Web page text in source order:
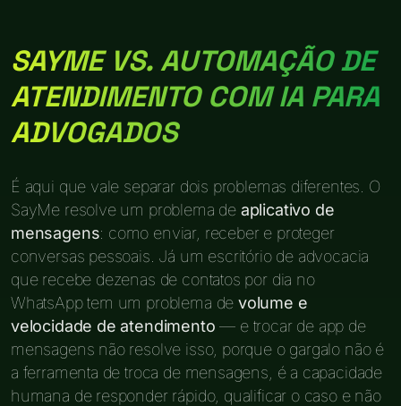
SAYME VS. AUTOMAÇÃO DE
ATENDIMENTO COM IA PARA
ADVOGADOS
É aqui que vale separar dois problemas diferentes. O
SayMe resolve um problema de aplicativo de
mensagens: como enviar, receber e proteger
conversas pessoais. Já um escritório de advocacia
que recebe dezenas de contatos por dia no
WhatsApp tem um problema de volume e
velocidade de atendimento — e trocar de app de
mensagens não resolve isso, porque o gargalo não é
a ferramenta de troca de mensagens, é a capacidade
humana de responder rápido, qualificar o caso e não